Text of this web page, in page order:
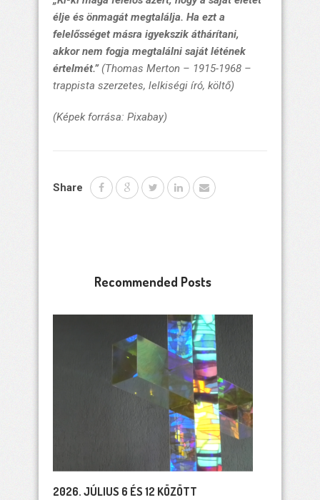
élje és önmagát megtalálja. Ha ezt a
felelősséget másra igyekszik áthárítani,
akkor nem fogja megtalálni saját létének
értelmét.” (Thomas Merton – 1915-1968 –
trappista szerzetes, lelkiségi író, költő)
(Képek forrása: Pixabay)
Share
Recommended Posts
2026. JÚLIUS 6 ÉS 12 KÖZÖTT